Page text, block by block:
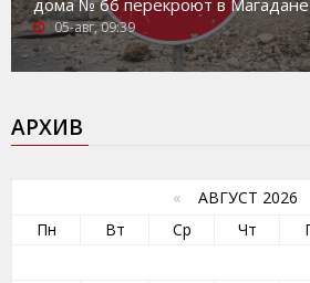
05-авг, 09:39
АРХИВ
« АВГУСТ
Пн
Вт Ср Чт